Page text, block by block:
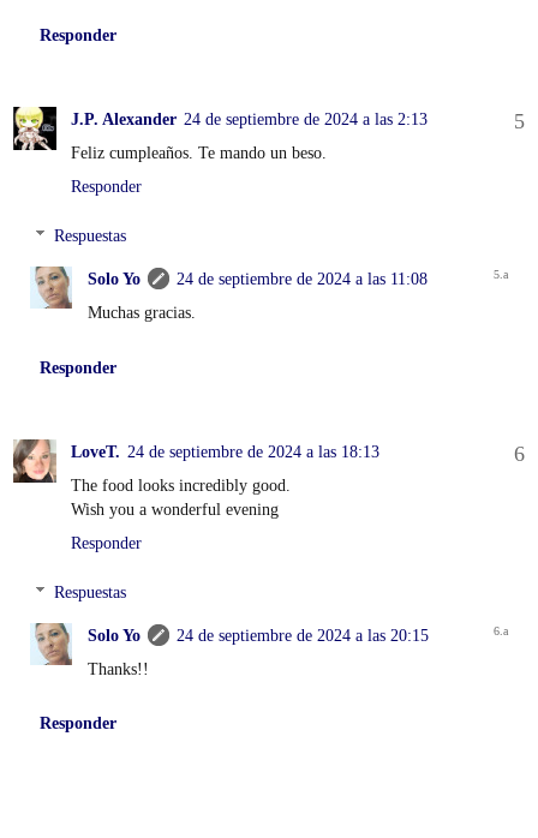
Responder
J.P. Alexander 24 de septiembre de 2024 a las 2:13
Feliz cumpleaños. Te mando un beso.
Responder
Respuestas
Solo Yo
24 de septiembre de 2024 a las 11:08
Muchas gracias.
Responder
LoveT. 24 de septiembre de 2024 a las 18:13
The food looks incredibly good.
Wish you a wonderful evening
Responder
Respuestas
Solo Yo
24 de septiembre de 2024 a las 20:15
Thanks!!
Responder